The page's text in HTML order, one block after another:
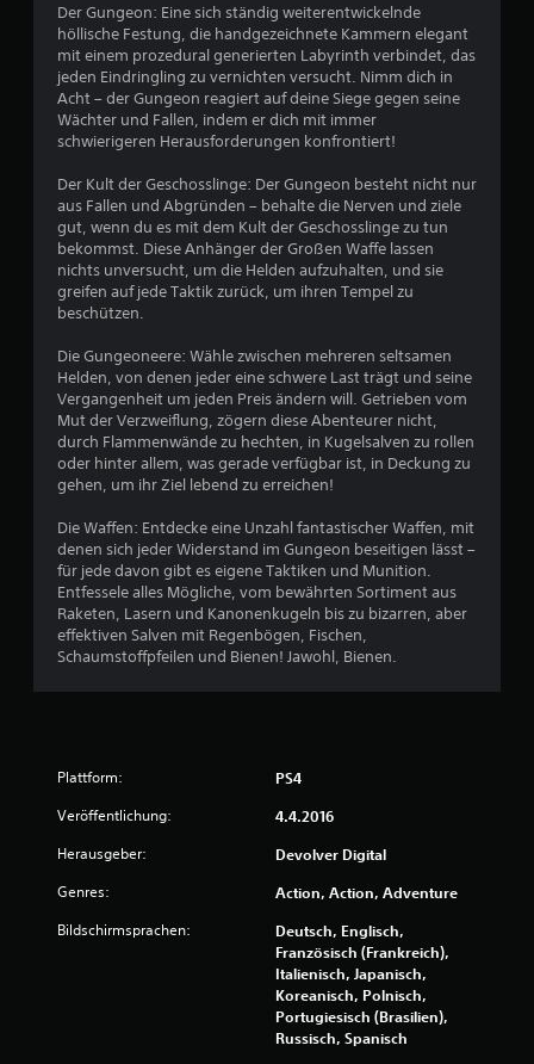
r
t
n
g
e
Der Gungeon: Eine sich ständig weiterentwickelnde
höllische Festung, die handgezeichnete Kammern elegant
mit einem prozedural generierten Labyrinth verbindet, das
jeden Eindringling zu vernichten versucht. Nimm dich in
Acht – der Gungeon reagiert auf deine Siege gegen seine
Wächter und Fallen, indem er dich mit immer
schwierigeren Herausforderungen konfrontiert!
Der Kult der Geschosslinge: Der Gungeon besteht nicht nur
aus Fallen und Abgründen – behalte die Nerven und ziele
gut, wenn du es mit dem Kult der Geschosslinge zu tun
bekommst. Diese Anhänger der Großen Waffe lassen
nichts unversucht, um die Helden aufzuhalten, und sie
greifen auf jede Taktik zurück, um ihren Tempel zu
beschützen.
Die Gungeoneere: Wähle zwischen mehreren seltsamen
Helden, von denen jeder eine schwere Last trägt und seine
Vergangenheit um jeden Preis ändern will. Getrieben vom
Mut der Verzweiflung, zögern diese Abenteurer nicht,
durch Flammenwände zu hechten, in Kugelsalven zu rollen
oder hinter allem, was gerade verfügbar ist, in Deckung zu
gehen, um ihr Ziel lebend zu erreichen!
Die Waffen: Entdecke eine Unzahl fantastischer Waffen, mit
denen sich jeder Widerstand im Gungeon beseitigen lässt –
für jede davon gibt es eigene Taktiken und Munition.
Entfessele alles Mögliche, vom bewährten Sortiment aus
Raketen, Lasern und Kanonenkugeln bis zu bizarren, aber
effektiven Salven mit Regenbögen, Fischen,
Schaumstoffpfeilen und Bienen! Jawohl, Bienen.
Plattform: PS4
Veröffentlichung: 4.4.2016
Herausgeber: Devolver Digital
Genres: Action, Action, Adventure
Bildschirmsprachen:
Deutsch, Englisch,
Französisch (Frankreich),
Italienisch, Japanisch,
Koreanisch, Polnisch,
Portugiesisch (Brasilien),
Russisch, Spanisch